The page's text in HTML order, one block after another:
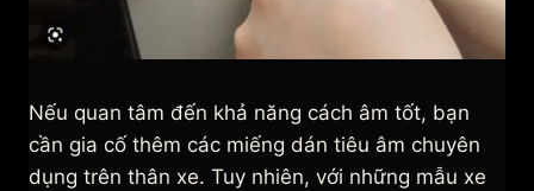
Nếu quan tâm đến khả năng cách âm tốt, bạn
cần gia cố thêm các miếng dán tiêu âm chuyên
dụng trên thân xe. Tuy nhiên, với những mẫu xe